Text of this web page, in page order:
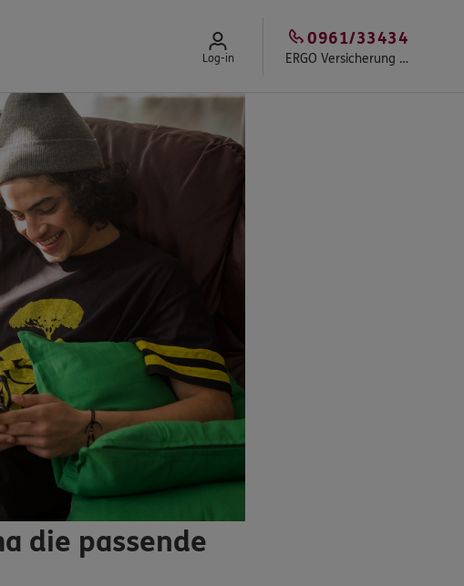
Log-in ERGO Versicherung Ernst Letthoff
0961/33434
die passende